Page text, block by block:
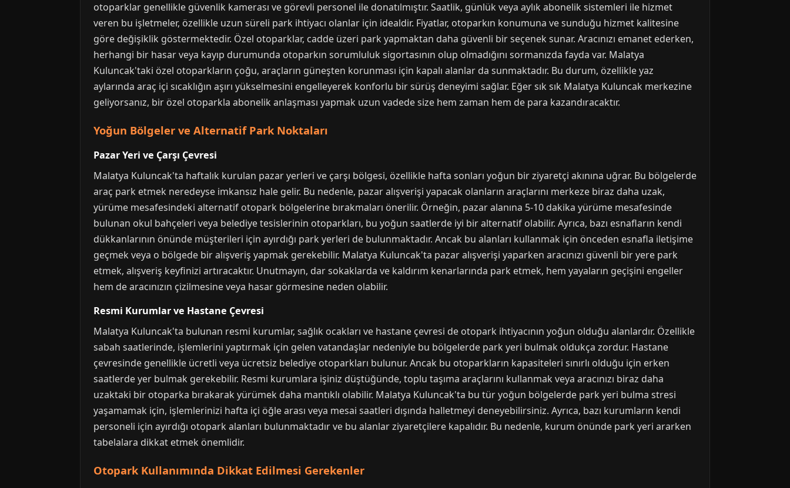
otoparklar genellikle güvenlik kamerası ve görevli personel ile donatılmıştır. Saatlik, günlük veya aylık abonelik sistemleri ile hizmet
veren bu işletmeler, özellikle uzun süreli park ihtiyacı olanlar için idealdir. Fiyatlar, otoparkın konumuna ve sunduğu hizmet kalitesine
göre değişiklik göstermektedir. Özel otoparklar, cadde üzeri park yapmaktan daha güvenli bir seçenek sunar. Aracınızı emanet ederken,
herhangi bir hasar veya kayıp durumunda otoparkın sorumluluk sigortasının olup olmadığını sormanızda fayda var. Malatya
Kuluncak'taki özel otoparkların çoğu, araçların güneşten korunması için kapalı alanlar da sunmaktadır. Bu durum, özellikle yaz
aylarında araç içi sıcaklığın aşırı yükselmesini engelleyerek konforlu bir sürüş deneyimi sağlar. Eğer sık sık Malatya Kuluncak merkezine
geliyorsanız, bir özel otoparkla abonelik anlaşması yapmak uzun vadede size hem zaman hem de para kazandıracaktır.
Yoğun Bölgeler ve Alternatif Park Noktaları
Pazar Yeri ve Çarşı Çevresi
Malatya Kuluncak'ta haftalık kurulan pazar yerleri ve çarşı bölgesi, özellikle hafta sonları yoğun bir ziyaretçi akınına uğrar. Bu bölgelerde
araç park etmek neredeyse imkansız hale gelir. Bu nedenle, pazar alışverişi yapacak olanların araçlarını merkeze biraz daha uzak,
yürüme mesafesindeki alternatif otopark bölgelerine bırakmaları önerilir. Örneğin, pazar alanına 5-10 dakika yürüme mesafesinde
bulunan okul bahçeleri veya belediye tesislerinin otoparkları, bu yoğun saatlerde iyi bir alternatif olabilir. Ayrıca, bazı esnafların kendi
dükkanlarının önünde müşterileri için ayırdığı park yerleri de bulunmaktadır. Ancak bu alanları kullanmak için önceden esnafla iletişime
geçmek veya o bölgede bir alışveriş yapmak gerekebilir. Malatya Kuluncak'ta pazar alışverişi yaparken aracınızı güvenli bir yere park
etmek, alışveriş keyfinizi artıracaktır. Unutmayın, dar sokaklarda ve kaldırım kenarlarında park etmek, hem yayaların geçişini engeller
hem de aracınızın çizilmesine veya hasar görmesine neden olabilir.
Resmi Kurumlar ve Hastane Çevresi
Malatya Kuluncak'ta bulunan resmi kurumlar, sağlık ocakları ve hastane çevresi de otopark ihtiyacının yoğun olduğu alanlardır. Özellikle
sabah saatlerinde, işlemlerini yaptırmak için gelen vatandaşlar nedeniyle bu bölgelerde park yeri bulmak oldukça zordur. Hastane
çevresinde genellikle ücretli veya ücretsiz belediye otoparkları bulunur. Ancak bu otoparkların kapasiteleri sınırlı olduğu için erken
saatlerde yer bulmak gerekebilir. Resmi kurumlara işiniz düştüğünde, toplu taşıma araçlarını kullanmak veya aracınızı biraz daha
uzaktaki bir otoparka bırakarak yürümek daha mantıklı olabilir. Malatya Kuluncak'ta bu tür yoğun bölgelerde park yeri bulma stresi
yaşamamak için, işlemlerinizi hafta içi öğle arası veya mesai saatleri dışında halletmeyi deneyebilirsiniz. Ayrıca, bazı kurumların kendi
personeli için ayırdığı otopark alanları bulunmaktadır ve bu alanlar ziyaretçilere kapalıdır. Bu nedenle, kurum önünde park yeri ararken
tabelalara dikkat etmek önemlidir.
Otopark Kullanımında Dikkat Edilmesi Gerekenler